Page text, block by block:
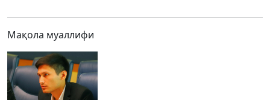
Мақола муаллифи